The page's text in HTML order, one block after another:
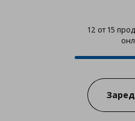
12 от 15
Progress: